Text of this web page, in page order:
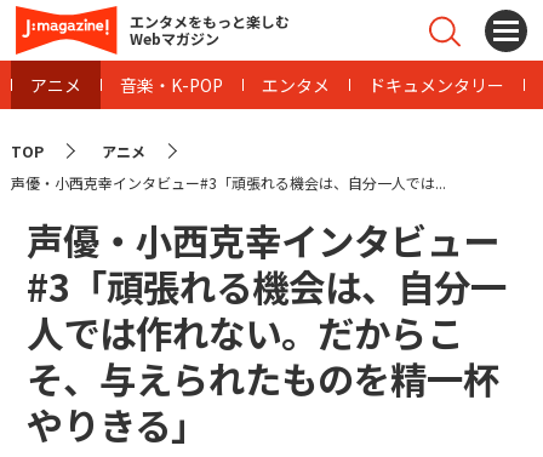
エンタメをもっと楽しむ
Webマガジン
アニメ 音楽・K-POP エンタメ ドキュメンタリー
TOP
アニメ
声優・小西克幸インタビュー#3「頑張れる機会は、自分一人では...
声優・小西克幸インタビュー
#3「頑張れる機会は、自分一
人では作れない。だからこ
そ、与えられたものを精一杯
やりきる」